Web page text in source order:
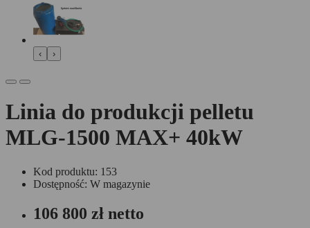
‹ ›
Linia do produkcji pelletu
MLG-1500 MAX+ 40kW
Kod produktu: 153
Dostępność: W magazynie
106 800 zł netto